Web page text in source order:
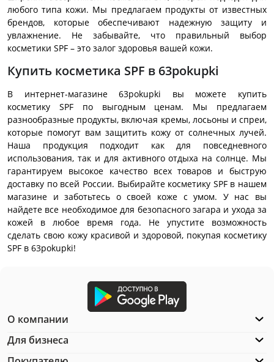
любого типа кожи. Мы предлагаем продукты от известных
брендов, которые обеспечивают надежную защиту и
увлажнение. Не забывайте, что правильный выбор
косметики SPF – это залог здоровья вашей кожи.
Купить косметика SPF в 63pokupki
В интернет-магазине 63pokupki вы можете купить
косметику SPF по выгодным ценам. Мы предлагаем
разнообразные продукты, включая кремы, лосьоны и спреи,
которые помогут вам защитить кожу от солнечных лучей.
Наша продукция подходит как для повседневного
использования, так и для активного отдыха на солнце. Мы
гарантируем высокое качество всех товаров и быструю
доставку по всей России. Выбирайте косметику SPF в нашем
магазине и заботьтесь о своей коже с умом. У нас вы
найдете все необходимое для безопасного загара и ухода за
кожей в любое время года. Не упустите возможность
сделать свою кожу красивой и здоровой, покупая косметику
SPF в 63pokupki!
О компании
Для бизнеса